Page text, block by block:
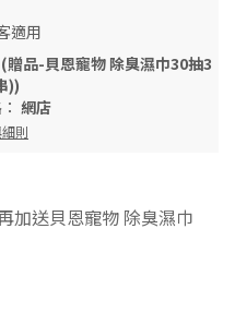
適用
贈品-貝恩寵物 除臭濕巾30抽3
))
網店
則
加送貝恩寵物 除臭濕巾